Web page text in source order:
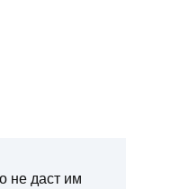
не даст им